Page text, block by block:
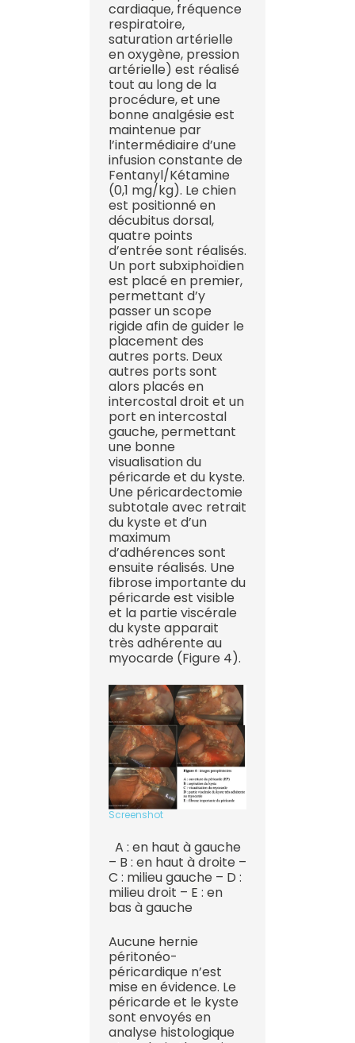
cardiaque, fréquence
respiratoire,
saturation artérielle
en oxygène, pression
artérielle) est réalisé
tout au long de la
procédure, et une
bonne analgésie est
maintenue par
l’intermédiaire d’une
infusion constante de
Fentanyl/Kétamine
(0,1 mg/kg). Le chien
est positionné en
décubitus dorsal,
quatre points
d’entrée sont réalisés.
Un port subxiphoïdien
est placé en premier,
permettant d’y
passer un scope
rigide afin de guider le
placement des
autres ports. Deux
autres ports sont
alors placés en
intercostal droit et un
port en intercostal
gauche, permettant
une bonne
visualisation du
péricarde et du kyste.
Une péricardectomie
subtotale avec retrait
du kyste et d’un
maximum
d’adhérences sont
ensuite réalisés. Une
fibrose importante du
péricarde est visible
et la partie viscérale
du kyste apparait
très adhérente au
myocarde (Figure 4).
Screenshot
A : en haut à gauche
– B : en haut à droite –
C : milieu gauche – D :
milieu droit – E : en
bas à gauche
Aucune hernie
péritonéo-
péricardique n’est
mise en évidence. Le
péricarde et le kyste
sont envoyés en
analyse histologique